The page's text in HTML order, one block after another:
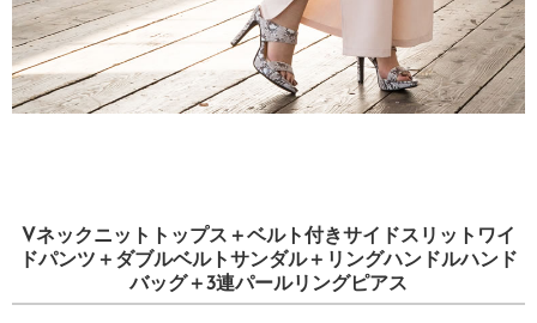
Vネックニットトップス＋ベルト付きサイドスリットワイ
ドパンツ＋ダブルベルトサンダル＋リングハンドルハンド
バッグ＋3連パールリングピアス